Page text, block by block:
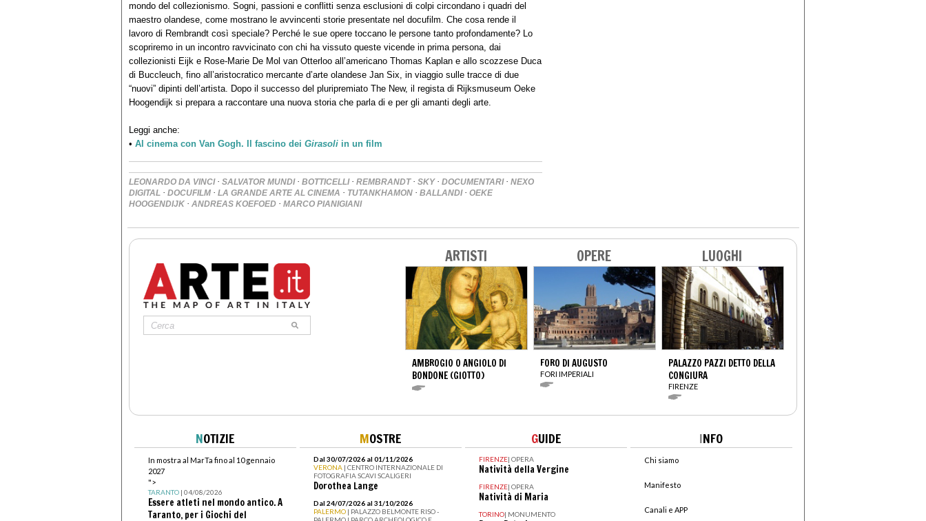
mondo del collezionismo. Sogni, passioni e conflitti senza esclusioni di colpi circondano i quadri del
maestro olandese, come mostrano le avvincenti storie presentate nel docufilm. Che cosa rende il
lavoro di Rembrandt così speciale? Perché le sue opere toccano le persone tanto profondamente? Lo
scopriremo in un incontro ravvicinato con chi ha vissuto queste vicende in prima persona, dai
collezionisti Eijk e Rose-Marie De Mol van Otterloo all’americano Thomas Kaplan e allo scozzese Duca
di Buccleuch, fino all’aristocratico mercante d’arte olandese Jan Six, in viaggio sulle tracce di due
“nuovi” dipinti dell’artista. Dopo il successo del pluripremiato The New, il regista di Rijksmuseum Oeke
Hoogendijk si prepara a raccontare una nuova storia che parla di e per gli amanti degli arte.
Leggi anche:
• Al cinema con Van Gogh. Il fascino dei Girasoli in un film
LEONARDO DA VINCI· SALVATOR MUNDI· BOTTICELLI· REMBRANDT· SKY· DOCUMENTARI· NEXO
DIGITAL · DOCUFILM · LA GRANDE ARTE AL CINEMA · TUTANKHAMON · BALLANDI· OEKE
HOOGENDIJK · ANDREAS KOEFOED · MARCO PIANIGIANI
ARTISTI
AMBROGIO O ANGIOLO DI
BONDONE (GIOTTO)
OPERE
FORO DI AUGUSTO
FORI IMPERIALI
LUOGHI
PALAZZO PAZZI DETTO DELLA
CONGIURA
FIRENZE
NOTIZIE
In mostra al MarTa fino al 10 gennaio
2027
">
TARANTO| 04/08/2026
Essere atleti nel mondo antico. A
Taranto, per i Giochi del
MOSTRE
Dal 30/07/2026 al 01/11/2026
VERONA | CENTRO INTERNAZIONALE DI
FOTOGRAFIA SCAVI SCALIGERI
Dorothea Lange
Dal 24/07/2026 al 31/10/2026
PALERMO | PALAZZO BELMONTE RISO -
GUIDE
FIRENZE| OPERA
Natività della Vergine
FIRENZE| OPERA
Natività di Maria
TORINO| MONUMENTO
INFO
Chi siamo
Manifesto
Canali e APP